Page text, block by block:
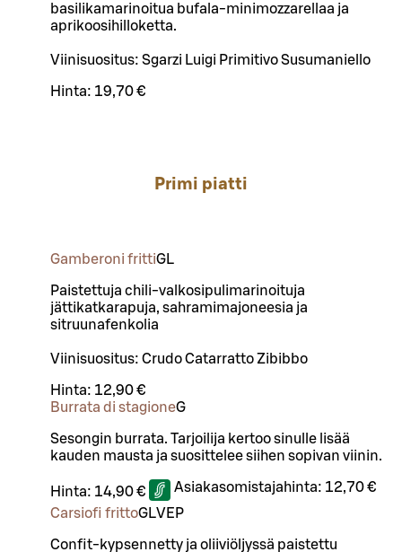
basilikamarinoitua bufala-minimozzarellaa ja
aprikoosihilloketta.
Viinisuositus: Sgarzi Luigi Primitivo Susumaniello
Hinta: 19,70 €
Primi piatti
Gamberoni frittiGL
Paistettuja chili-valkosipulimarinoituja
jättikatkarapuja, sahramimajoneesia ja
sitruunafenkolia
Viinisuositus: Crudo Catarratto Zibibbo
Hinta: 12,90 €
Burrata di stagioneG
Sesongin burrata. Tarjoilija kertoo sinulle lisää
kauden mausta ja suosittelee siihen sopivan viinin.
Hinta: 14,90 € Asiakasomistajahinta: 12,70 €
Carsiofi frittoGLVEP
Confit-kypsennetty ja oliiviöljyssä paistettu